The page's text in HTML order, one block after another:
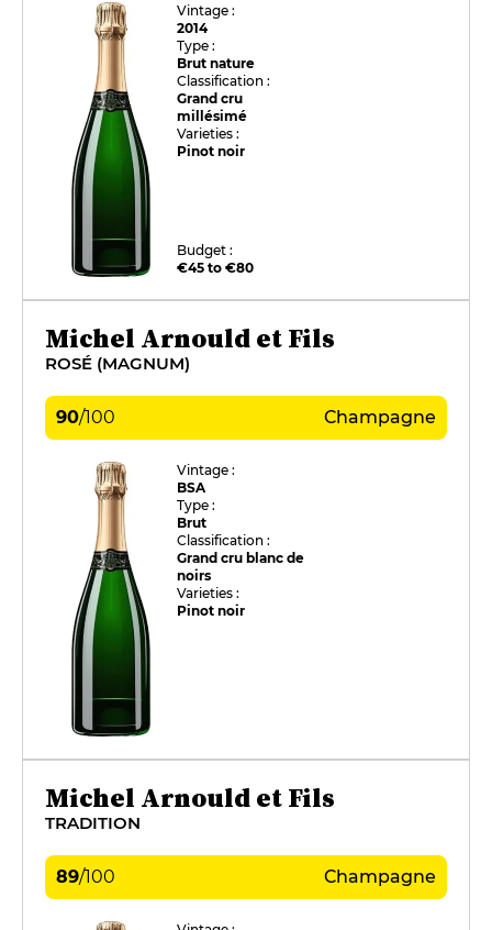
Vintage :
2014
Type :
Brut nature
Classification :
Grand cru
millésimé
Varieties :
Pinot noir
Budget :
€45 to €80
Michel Arnould et Fils
ROSÉ (MAGNUM)
90/100 Champagne
Vintage :
BSA
Type :
Brut
Classification :
Grand cru blanc de
noirs
Varieties :
Pinot noir
Michel Arnould et Fils
TRADITION
89/100 Champagne